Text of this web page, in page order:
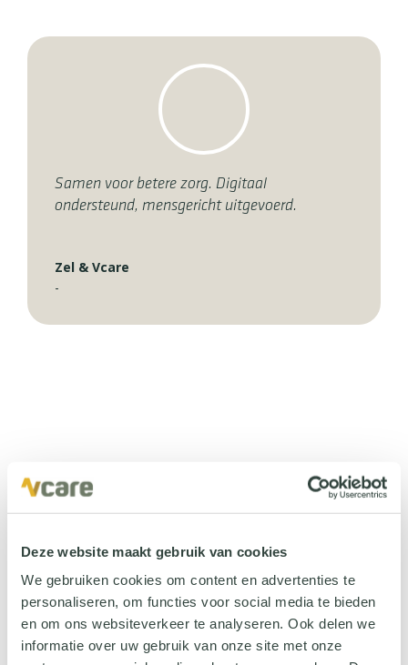
Deze website maakt gebruik van cookies
We gebruiken cookies om content en advertenties te
personaliseren, om functies voor social media te bieden
en om ons websiteverkeer te analyseren. Ook delen we
informatie over uw gebruik van onze site met onze
Samen voor betere zorg. Digitaal
ondersteund, mensgericht uitgevoerd.
Zel & Vcare
-
Deel dit bericht: